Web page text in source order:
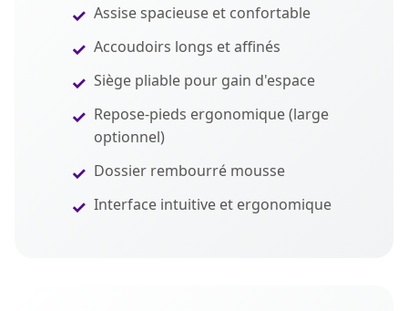
Assise spacieuse et confortable
Accoudoirs longs et affinés
Siège pliable pour gain d'espace
Repose-pieds ergonomique (large
optionnel)
Dossier rembourré mousse
Interface intuitive et ergonomique